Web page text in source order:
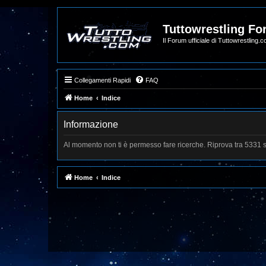
Tuttowrestling
Il Forum ufficiale di
Collegamenti Rapidi FAQ
Home Indice
Informazione
Al momento non ti è permesso fare ricerche. Riprova tra 5331
Home Indice